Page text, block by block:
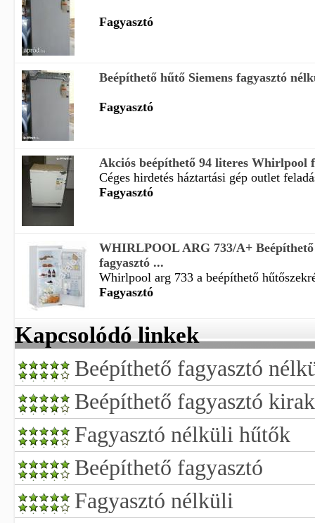
Fagyasztó
Beépíthető hűtő Siemens fagyasztó
Fagyasztó
Akciós beépíthető 94 literes Whirlpool
Céges hirdetés háztartási gép outlet
Fagyasztó
WHIRLPOOL ARG 733/A+
fagyasztó ...
Whirlpool arg 733 a beépíthető
Fagyasztó
Kapcsolódó linkek
Beépíthető fagyasztó
Beépíthető fagyasztó
Fagyasztó nélküli hűtők
Beépíthető fagyasztó
Fagyasztó nélküli